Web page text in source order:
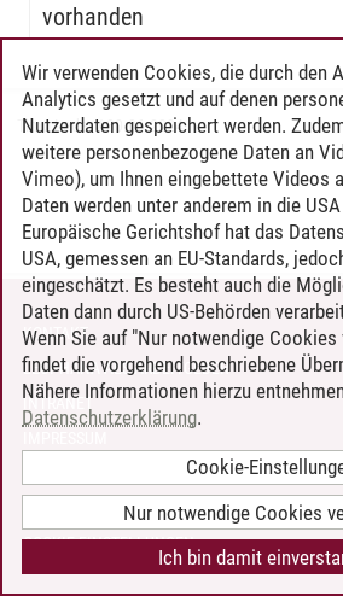
vorhanden
Timo Leder/30.06.2024
KONTAKT
LEUPHANA ALS ARBEITGEBER
INTRANET
BARRIEREFREIHEIT
COOKIE-EINSTELLUNGEN
Wir verwenden Cookies, die durch den
Analytics gesetzt und auf denen
Nutzerdaten gespeichert werden.
weitere personenbezogene Daten an
Vimeo), um Ihnen eingebettete Videos
Daten werden unter anderem in die
Europäische Gerichtshof hat das
USA, gemessen an EU-Standards,
eingeschätzt. Es besteht auch die
Daten dann durch US-Behörden
Wenn Sie auf "Nur notwendige
findet die vorgehend beschriebene
Nähere Informationen hierzu
Datenschutzerklärung.
Cookie-
Nur notwendige Cookies
Ich bin damit